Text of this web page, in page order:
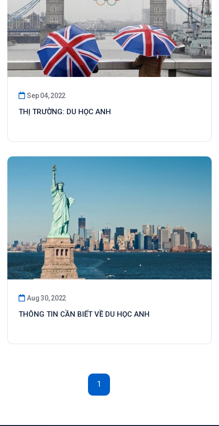
Sep 04, 2022
THỊ TRƯỜNG: DU HỌC ANH
Aug 30, 2022
THÔNG TIN CẦN BIẾT VỀ DU HỌC ANH
1